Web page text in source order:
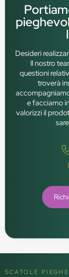
Desideri
Il nostro
questioni
troverà
e facciamo
valorizzi il
SCATOLE